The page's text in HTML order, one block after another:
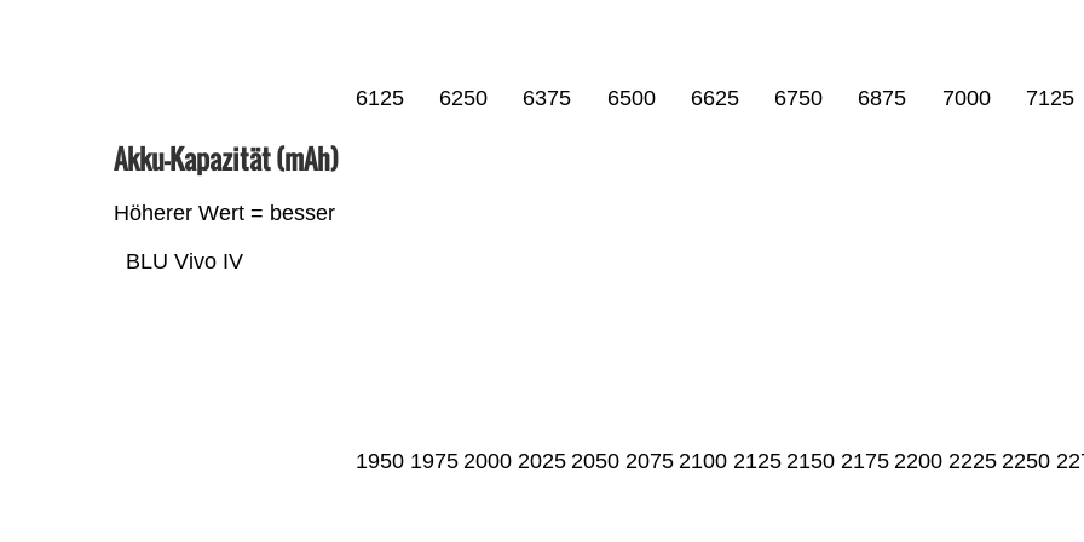
6125 6250 6375 6500 6625 6750 6875 7000 7125
Akku-Kapazität (mAh)
Höherer Wert = besser
BLU Vivo IV
1950 1975 2000 2025 2050 2075 2100 2125 2150 2175 2200 2225 2250